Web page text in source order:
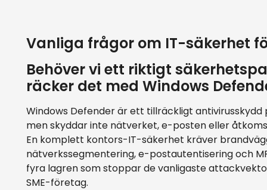
Vanliga frågor om IT-säkerhet
Behöver vi ett riktigt
räcker det med Windows
Windows Defender är ett tillräckligt antivirusskydd
men skyddar inte nätverket, e-posten eller
En komplett kontors-IT-säkerhet kräver
nätverkssegmentering, e-postautentisering och
fyra lagren som stoppar de vanligaste
SME-företag.